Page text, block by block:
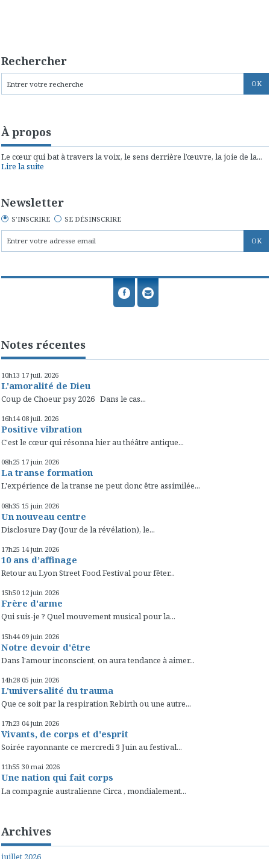
Rechercher
À propos
Le cœur qui bat à travers la voix, le sens derrière l’œuvre, la joie de la...
Lire la suite
Newsletter
S'INSCRIRE SE DÉSINSCRIRE
Notes récentes
10h13 17 juil. 2026
L'amoralité de Dieu
Coup de Choeur psy 2026 Dans le cas...
16h14 08 juil. 2026
Positive vibration
C'est le cœur qui résonna hier au théâtre antique...
08h25 17 juin 2026
La transe formation
L'expérience de la transe ne peut donc être assimilée...
08h35 15 juin 2026
Un nouveau centre
Disclosure Day (Jour de la révélation), le...
17h25 14 juin 2026
10 ans d’affinage
Retour au Lyon Street Food Festival pour fêter...
15h50 12 juin 2026
Frère d'arme
Qui suis-je ? Quel mouvement musical pour la...
15h44 09 juin 2026
Notre devoir d'être
Dans l'amour inconscient, on aura tendance à aimer...
14h28 05 juin 2026
L'universalité du trauma
Que ce soit par la respiration Rebirth ou une autre...
17h23 04 juin 2026
Vivants, de corps et d'esprit
Soirée rayonnante ce mercredi 3 Juin au festival...
11h55 30 mai 2026
Une nation qui fait corps
La compagnie australienne Circa , mondialement...
Archives
juillet 2026